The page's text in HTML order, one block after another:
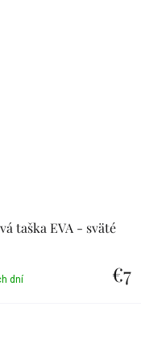
taška EVA - sväté
€7